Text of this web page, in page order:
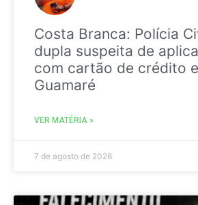
Costa Branca: Polícia
dupla suspeita de
com cartão de crédito
Guamaré
VER MATÉRIA »
7 de agosto de 2026